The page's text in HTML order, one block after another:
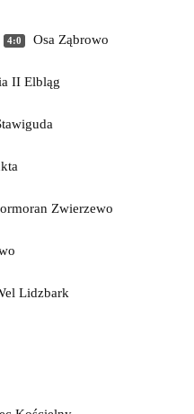
4:0 Osa Ząbrowo
II Elbląg
Zwierzewo
Lidzbark